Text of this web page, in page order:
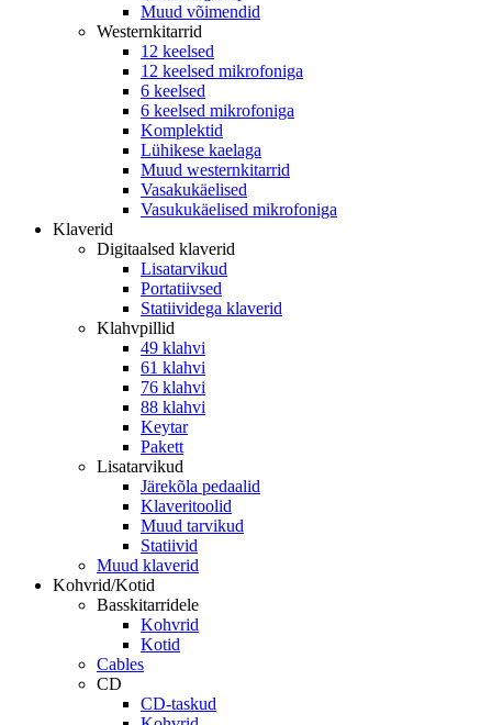
Muud võimendid
Westernkitarrid
12 keelsed
12 keelsed mikrofoniga
6 keelsed
6 keelsed mikrofoniga
Komplektid
Lühikese kaelaga
Muud westernkitarrid
Vasakukäelised
Vasukukäelised mikrofoniga
Klaverid
Digitaalsed klaverid
Lisatarvikud
Portatiivsed
Statiividega klaverid
Klahvpillid
49 klahvi
61 klahvi
76 klahvi
88 klahvi
Keytar
Pakett
Lisatarvikud
Järekõla pedaalid
Klaveritoolid
Muud tarvikud
Statiivid
Muud klaverid
Kohvrid/Kotid
Basskitarridele
Kohvrid
Kotid
Cables
CD
CD-taskud